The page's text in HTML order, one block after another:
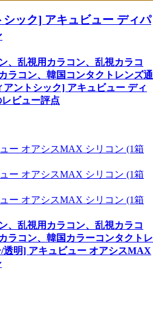
ック] アキュビュー ディパ
、乱視用カラコン、乱視カラコ
ラコン、韓国コンタクトレンズ通
ントシック] アキュビュー ディ
ビュー評点
、乱視用カラコン、乱視カラコ
ラコン、韓国カラーコンタクトレ
透明] アキュビュー オアシスMAX